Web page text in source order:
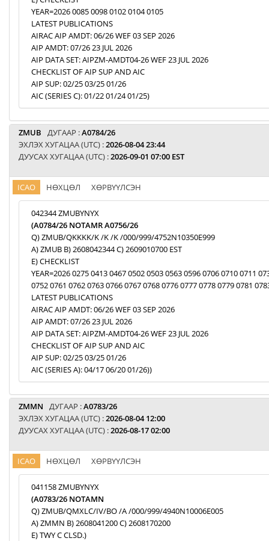
YEAR=2026 0085 0098 0102 0104 0105
LATEST PUBLICATIONS
AIRAC AIP AMDT: 06/26 WEF 03 SEP 2026
AIP AMDT: 07/26 23 JUL 2026
AIP DATA SET: AIPZM-AMDT04-26 WEF 23 JUL 2026
CHECKLIST OF AIP SUP AND AIC
AIP SUP: 02/25 03/25 01/26
AIC (SERIES C): 01/22 01/24 01/25)
ZMUB ДУГААР :A0784/26
ЭХЛЭХ ХУГАЦАА (UTC) :2026-08-04 23:44
ДУУСАХ ХУГАЦАА (UTC) :2026-09-01 07:00 EST
ICAO НӨХЦӨЛ ХӨРВҮҮЛСЭН
042344 ZMUBYNYX
(A0784/26 NOTAMR A0756/26
Q) ZMUB/QKKKK/K /K /K /000/999/4752N10350E999
A) ZMUB B) 2608042344 C) 2609010700 EST
E) CHECKLIST
YEAR=2026 0275 0413 0467 0502 0503 0563 0596 0706 0710 0711
0752 0761 0762 0763 0766 0767 0768 0776 0777 0778 0779 0781
LATEST PUBLICATIONS
AIRAC AIP AMDT: 06/26 WEF 03 SEP 2026
AIP AMDT: 07/26 23 JUL 2026
AIP DATA SET: AIPZM-AMDT04-26 WEF 23 JUL 2026
CHECKLIST OF AIP SUP AND AIC
AIP SUP: 02/25 03/25 01/26
AIC (SERIES A): 04/17 06/20 01/26))
ZMMN ДУГААР :A0783/26
ЭХЛЭХ ХУГАЦАА (UTC) :2026-08-04 12:00
ДУУСАХ ХУГАЦАА (UTC) :2026-08-17 02:00
ICAO НӨХЦӨЛ ХӨРВҮҮЛСЭН
041158 ZMUBYNYX
(A0783/26 NOTAMN
Q) ZMUB/QMXLC/IV/BO /A /000/999/4940N10006E005
A) ZMMN B) 2608041200 C) 2608170200
E) TWY C CLSD.)